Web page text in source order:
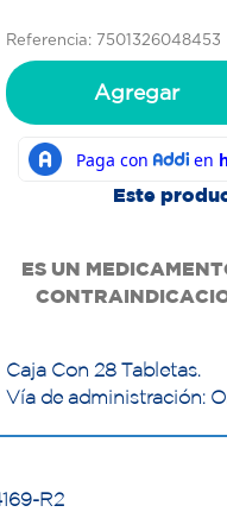
Referencia: 7501326048453
Agregar
Este
ES UN
Caja Con 28 Tabletas.
Vía de administración:
R2